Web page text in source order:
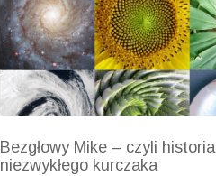
Bezgłowy Mike – czyli historia
niezwykłego kurczaka